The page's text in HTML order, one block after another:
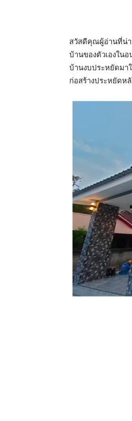
สวัสดีคุณผู้อ่านที่น่า
บ้านของตัวเองใน
บ้านงบประหยัดมา
ก่อสร้างประหยัดห